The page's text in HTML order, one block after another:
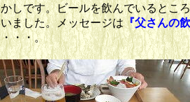
です。ビールを飲んでいるとこ
ました。メッセージは『父さんの
・・。